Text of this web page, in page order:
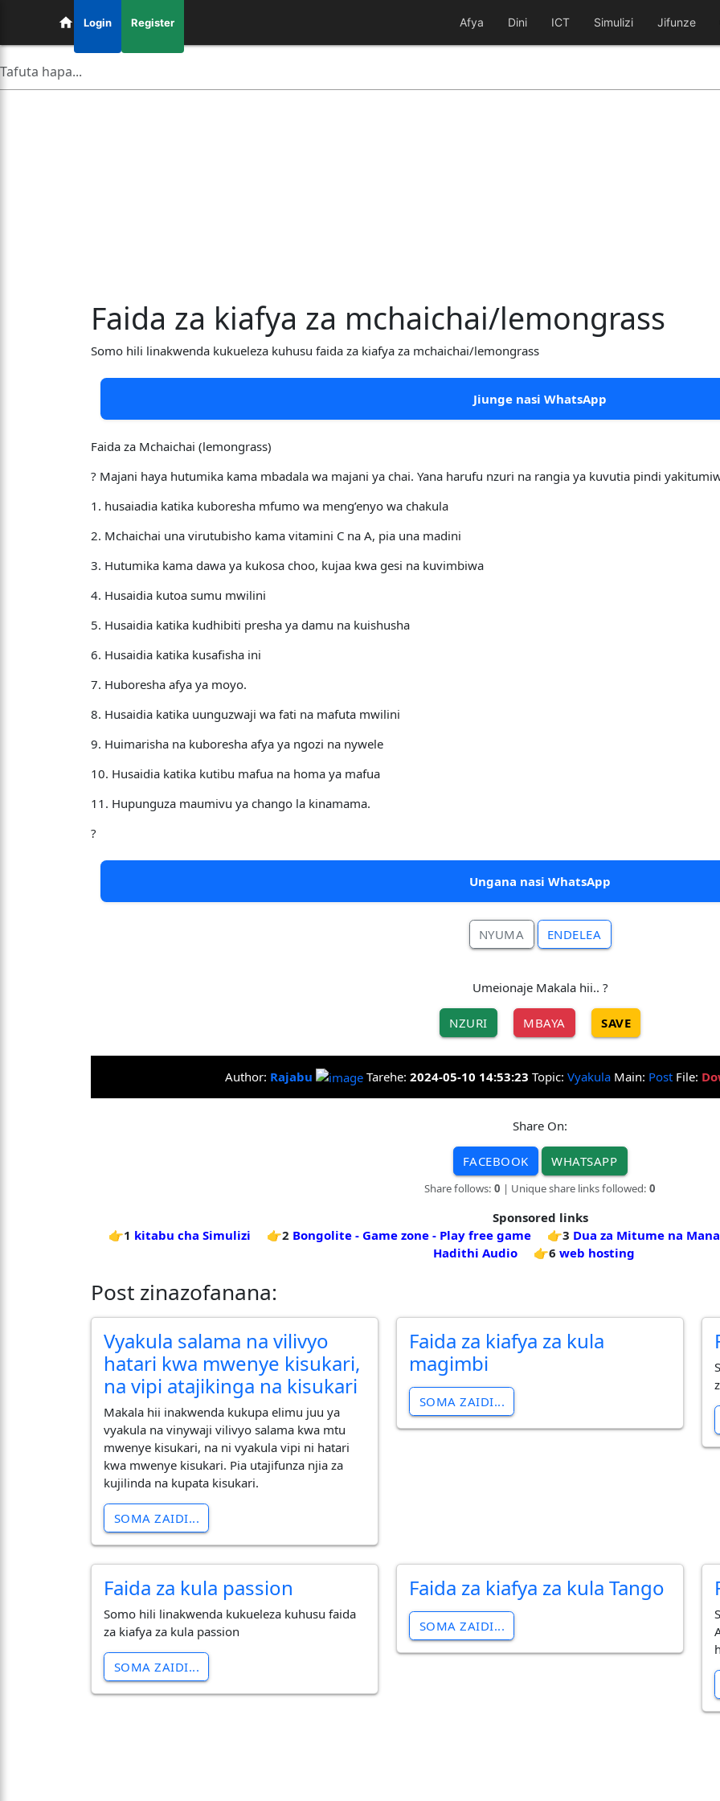
Login Register Afya Dini ICT Simulizi Jifunze
Faida za kiafya za mchaichai/lemongrass
Somo hili linakwenda kukueleza kuhusu faida za kiafya za mchaichai/lemongrass
Jiunge nasi WhatsApp
Faida za Mchaichai (lemongrass)
? Majani haya hutumika kama mbadala wa majani ya chai. Yana harufu nzuri na rangia ya kuvutia pindi
1. husaiadia katika kuboresha mfumo wa meng’enyo wa chakula
2. Mchaichai una virutubisho kama vitamini C na A, pia una madini
3. Hutumika kama dawa ya kukosa choo, kujaa kwa gesi na kuvimbiwa
4. Husaidia kutoa sumu mwilini
5. Husaidia katika kudhibiti presha ya damu na kuishusha
6. Husaidia katika kusafisha ini
7. Huboresha afya ya moyo.
8. Husaidia katika uunguzwaji wa fati na mafuta mwilini
9. Huimarisha na kuboresha afya ya ngozi na nywele
10. Husaidia katika kutibu mafua na homa ya mafua
11. Hupunguza maumivu ya chango la kinamama.
?
Ungana nasi WhatsApp
NYUMA ENDELEA
Umeionaje Makala hii.. ?
NZURI MBAYA SAVE
Author: Rajabu Tarehe: 2024-05-10 14:53:23 Topic: VyakulaMain: PostFile:
Share On:
FACEBOOK WHATSAPP
Share follows: 0 | Unique share links followed: 0
Sponsored links
👉1 kitabu cha Simulizi 👉2 Bongolite - Game zone - Play free game 👉3 Dua za Mitume na
Hadithi Audio
👉6 web hosting
Post zinazofanana:
Vyakula salama na vilivyo
hatari kwa mwenye kisukari,
na vipi atajikinga na kisukari
Makala hii inakwenda kukupa elimu juu ya
vyakula na vinywaji vilivyo salama kwa mtu
mwenye kisukari, na ni vyakula vipi ni hatari
kwa mwenye kisukari. Pia utajifunza njia za
kujilinda na kupata kisukari.
SOMA ZAIDI...
Faida za kiafya za kula
magimbi
SOMA ZAIDI...
Faida za kula passion
Somo hili linakwenda kukueleza kuhusu faida
za kiafya za kula passion
SOMA ZAIDI...
Faida za kiafya za kula Tango
SOMA ZAIDI...